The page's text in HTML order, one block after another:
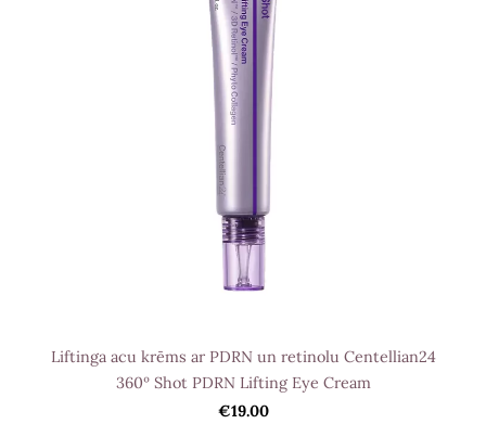
Liftinga acu krēms ar PDRN un retinolu Centellian24
360º Shot PDRN Lifting Eye Cream
€19.00